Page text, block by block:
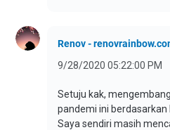
Renov -
9/28/2020 05:22:00 PM
Setuju kak,
pandemi ini berdasarkan
Saya sendiri masih